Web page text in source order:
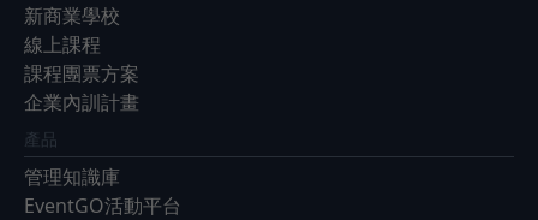
新商業學校
線上課程
課程團票方案
企業內訓計畫
產品
管理知識庫
EventGO活動平台